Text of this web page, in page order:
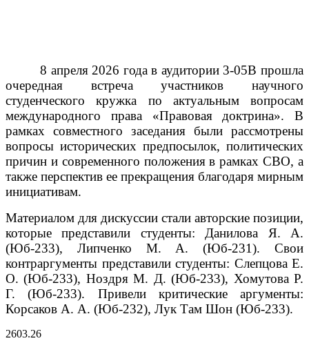
8 апреля 2026 года в аудитории 3-05В прошла
очередная встреча участников научного
студенческого кружка по актуальным вопросам
международного права «Правовая доктрина». В
рамках совместного заседания были рассмотрены
вопросы исторических предпосылок, политических
причин и современного положения в рамках СВО, а
также перспектив ее прекращения благодаря мирным
инициативам.
Материалом для дискуссии стали авторские позиции,
которые представили студенты: Данилова Я. А.
(Юб-233), Липченко М. А. (Юб-231). Свои
контраргументы представили студенты: Слепцова Е.
О. (Юб-233), Ноздря М. Д. (Юб-233), Хомутова Р.
Г. (Юб-233). Привели критические аргументы:
Корсаков А. А. (Юб-232), Лук Там Шон (Юб-233).
2603.26